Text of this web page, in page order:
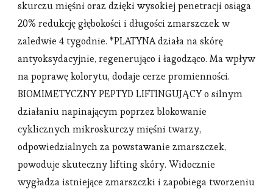
skurczu mięśni oraz dzięki wysokiej penetracji osiąga
20% redukcję głębokości i długości zmarszczek w
zaledwie 4 tygodnie. *PLATYNA działa na skórę
antyoksydacyjnie, regenerująco i łagodząco. Ma wpływ
na poprawę kolorytu, dodaje cerze promienności.
BIOMIMETYCZNY PEPTYD LIFTINGUJĄCY o silnym
działaniu napinającym poprzez blokowanie
cyklicznych mikroskurczy mięśni twarzy,
odpowiedzialnych za powstawanie zmarszczek,
powoduje skuteczny lifting skóry. Widocznie
wygładza istniejące zmarszczki i zapobiega tworzeniu